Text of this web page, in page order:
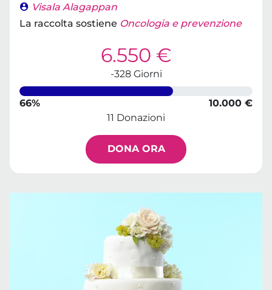
Visala Alagappan
La raccolta sostiene Oncologia e prevenzione
6.550 €
-328 Giorni
66%
10.000 €
11 Donazioni
DONA ORA